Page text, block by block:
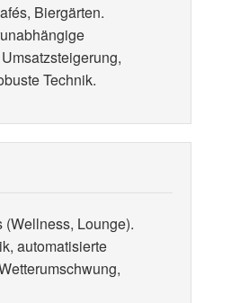
Biergärten.
Technik.
(Wellness, Lounge).
automatisierte